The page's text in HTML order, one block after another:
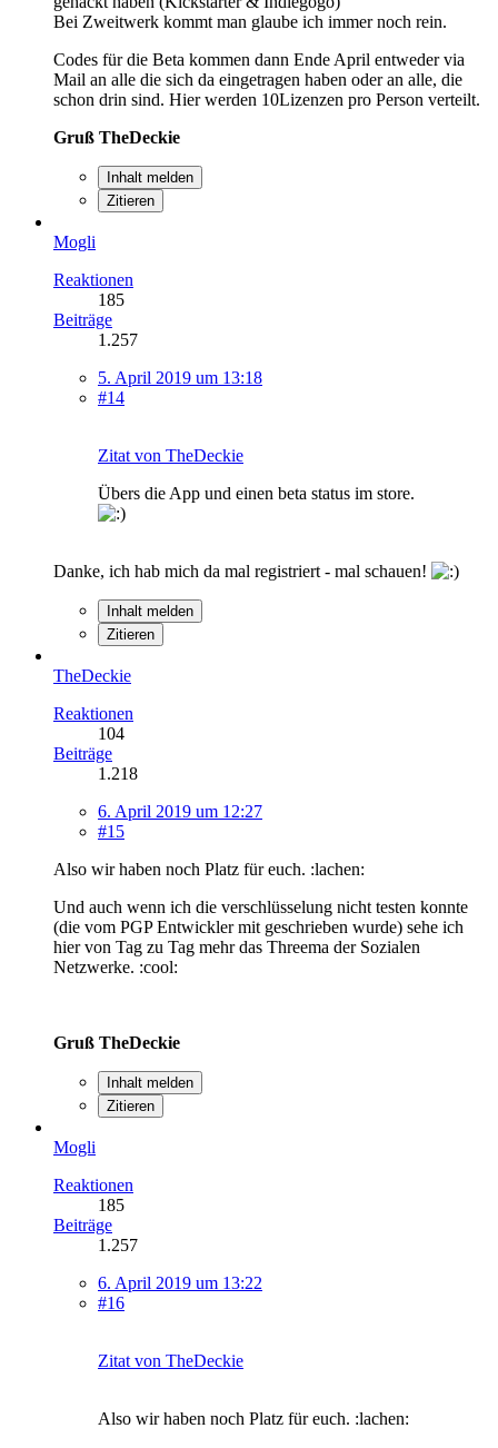
Bei Zweitwerk kommt man glaube ich immer noch rein.
Codes für die Beta kommen dann Ende April entweder via
Mail an alle die sich da eingetragen haben oder an alle, die
schon drin sind. Hier werden 10Lizenzen pro Person verteilt.
Gruß TheDeckie
Inhalt melden
Zitieren
Mogli
Reaktionen
185
Beiträge
1.257
5. April 2019 um 13:18
#14
Zitat von TheDeckie
Übers die App und einen beta status im store.
Danke, ich hab mich da mal registriert - mal schauen!
Inhalt melden
Zitieren
TheDeckie
Reaktionen
104
Beiträge
1.218
6. April 2019 um 12:27
#15
Also wir haben noch Platz für euch. :lachen:
Und auch wenn ich die verschlüsselung nicht testen konnte
(die vom PGP Entwickler mit geschrieben wurde) sehe ich
hier von Tag zu Tag mehr das Threema der Sozialen
Netzwerke. :cool:
Gruß TheDeckie
Inhalt melden
Zitieren
Mogli
Reaktionen
185
Beiträge
1.257
6. April 2019 um 13:22
#16
Zitat von TheDeckie
Also wir haben noch Platz für euch. :lachen: